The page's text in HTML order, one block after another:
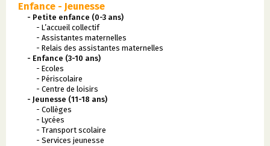
Enfance - Jeunesse
- Petite enfance (0-3 ans)
- L’accueil collectif
- Assistantes maternelles
- Relais des assistantes maternelles
- Enfance (3-10 ans)
- Ecoles
- Périscolaire
- Centre de loisirs
- Jeunesse (11-18 ans)
- Collèges
- Lycées
- Transport scolaire
- Services jeunesse